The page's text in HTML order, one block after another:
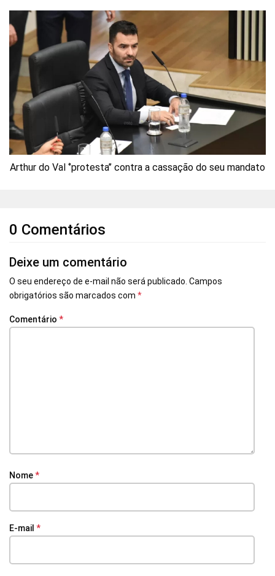
Arthur do Val ‘’protesta’’ contra a cassação do seu mandato
0 Comentários
Deixe um comentário
O seu endereço de e-mail não será publicado. Campos
obrigatórios são marcados com *
Comentário *
Nome*
E-mail *